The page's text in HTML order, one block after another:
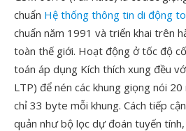
chuẩn Hệ thống thông tin di động
chuẩn năm 1991 và triển khai trên
toàn thế giới. Hoạt động ở tốc độ
toán áp dụng Kích thích xung đều
LTP) để nén các khung giọng nói
chỉ 33 byte mỗi khung. Cách tiếp
quản như bộ lọc dự đoán tuyến